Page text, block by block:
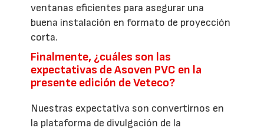
ventanas eficientes para asegurar una
buena instalación en formato de proyección
corta.
Finalmente, ¿cuáles son las
expectativas de Asoven PVC en la
presente edición de Veteco?
Nuestras expectativa son convertirnos en
la plataforma de divulgación de la